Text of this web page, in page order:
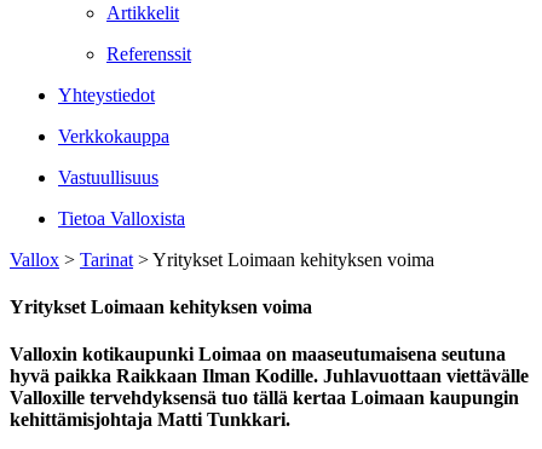
Artikkelit
Referenssit
Yhteystiedot
Verkkokauppa
Vastuullisuus
Tietoa Valloxista
Vallox > Tarinat >Yritykset Loimaan kehityksen voima
Yritykset Loimaan kehityksen voima
Valloxin kotikaupunki Loimaa on maaseutumaisena seutuna
hyvä paikka Raikkaan Ilman Kodille. Juhlavuottaan viettävälle
Valloxille tervehdyksensä tuo tällä kertaa Loimaan kaupungin
kehittämisjohtaja Matti Tunkkari.